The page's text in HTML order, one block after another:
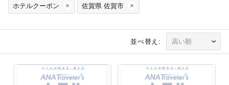
ホテルクーポン 佐賀県 佐賀市
並べ替え: